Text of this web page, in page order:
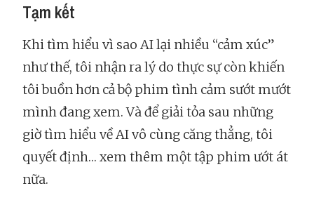
Tạm kết
Khi tìm hiểu vì sao AI lại nhiều “cảm xúc”
như thế, tôi nhận ra lý do thực sự còn khiến
tôi buồn hơn cả bộ phim tình cảm sướt mướt
mình đang xem. Và để giải tỏa sau những
giờ tìm hiểu về AI vô cùng căng thẳng, tôi
quyết định… xem thêm một tập phim ướt át
nữa.